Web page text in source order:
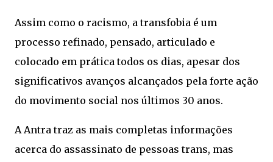
Assim como o racismo, a transfobia é um
processo refinado, pensado, articulado e
colocado em prática todos os dias, apesar dos
significativos avanços alcançados pela forte ação
do movimento social nos últimos 30 anos.
A Antra traz as mais completas informações
acerca do assassinato de pessoas trans, mas